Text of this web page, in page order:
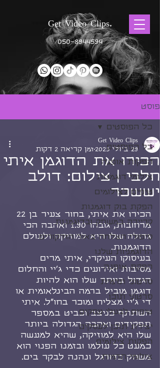
Get Video Clips.
050-8944594
פוסט
כל הפוסטים
הפקות אופנה
צילומי דוגמנות
טיפים לצילומים
הפקת בוק דוגמנות
קריירה במשחק ובדוגמנות
סיפורי הצלחה באור הזרקורים
הדוגמניות שלנו
הפקת אופנה
סרטוני תדמית
סרטוני תוכן
טיפים לבעלי עסקים
יצירת תוכן לעסקים
הפקות צילומים
צילומי תדמית
כל הפוסטים
הכירו את הדוגמן איתי
חלבי | צילום: דולב
יששכר
Get Video Clips
29 ביולי 2023
זמן קריאה 2 דקות
דירוג של NaN מתוך 5 כוכבים
מרחובות, גובהו 1.90 ואהבה הכי
גדולה שלו היא למוזיקה ולעולם
הדוגמנות.
בעיסוקו העיקרי, איתי מרים
מסיבות ואירועים כדי ג'יי והחלום
הגדול ביותר שלו הוא להיות
דוגמן מוביל ברמה הבינלאומית או
די ג'יי מצליח ומוכר בחו"ל. איתי
השתתף כניצב וכביט במספר
תפקידים ואהבה הגדולה ביותר
שלו היא למוזיקה, שהיא למעשה
כמעט כל עולמו ובזמנו הפנוי הוא
משחק כדורגל ונהנה לבקר בים.